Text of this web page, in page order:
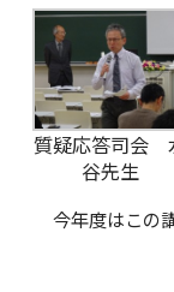
質疑応答司会
谷先生
今年度はこの